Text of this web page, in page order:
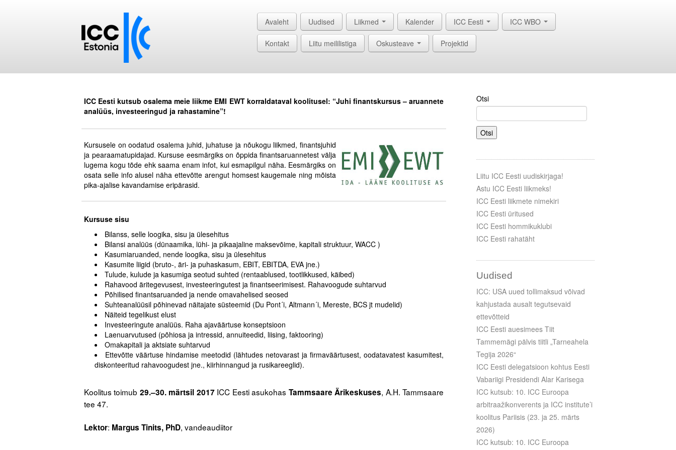
Avaleht Uudised Liikmed Kalender ICC Eesti ICC WBO
Kontakt Liitu meililistiga Oskusteave Projektid
ICC Eesti kutsub osalema meie liikme EMI EWT korraldataval koolitusel: “Juhi finantskursus – aruannete
analüüs, investeeringud ja rahastamine”!
Kursusele on oodatud osalema juhid, juhatuse ja nõukogu liikmed, finantsjuhid
ja pearaamatupidajad. Kursuse eesmärgiks on õppida finantsaruannetest välja
lugema kogu tõde ehk saama enam infot, kui esmapilgul näha. Eesmärgiks on
osata selle info alusel näha ettevõtte arengut homsest kaugemale ning mõista
pika-ajalise kavandamise eripärasid.
Kursuse sisu
Bilanss, selle loogika, sisu ja ülesehitus
Bilansi analüüs (dünaamika, lühi- ja pikaajaline maksevõime, kapitali struktuur, WACC )
Kasumiaruanded, nende loogika, sisu ja ülesehitus
Kasumite liigid (bruto-, äri- ja puhaskasum, EBIT, EBITDA, EVA jne.)
Tulude, kulude ja kasumiga seotud suhted (rentaablused, tootlikkused, käibed)
Rahavood äritegevusest, investeeringutest ja finantseerimisest. Rahavoogude suhtarvud
Põhilised finantsaruanded ja nende omavahelised seosed
Suhteanalüüsil põhinevad näitajate süsteemid (Du Pont´i, Altmann´i, Mereste, BCS jt mudelid)
Näiteid tegelikust elust
Investeeringute analüüs. Raha ajaväärtuse konseptsioon
Laenuarvutused (põhiosa ja intressid, annuiteedid, liising, faktooring)
Omakapitali ja aktsiate suhtarvud
Ettevõtte väärtuse hindamise meetodid (lähtudes netovarast ja firmaväärtusest, oodatavatest kasumitest,
diskonteeritud rahavoogudest jne., kiirhinnangud ja rusikareeglid).
Koolitus toimub 29.–30. märtsil 2017ICC Eesti asukohas Tammsaare Ärikeskuses, A.H. Tammsaare
tee 47.
Lektor: Margus Tinits, PhD, vandeaudiitor
Otsi
Otsi
Liitu ICC Eesti uudiskirjaga!
Astu ICC Eesti liikmeks!
ICC Eesti liikmete nimekiri
ICC Eesti üritused
ICC Eesti hommikuklubi
ICC Eesti rahatäht
Uudised
ICC: USA uued tollimaksud võivad
kahjustada ausalt tegutsevaid
ettevõtteid
ICC Eesti auesimees Tiit
Tammemägi pälvis tiitli „Tarneahela
Tegija 2026“
ICC Eesti delegatsioon kohtus Eesti
Vabariigi Presidendi Alar Karisega
ICC kutsub: 10. ICC Euroopa
arbitraažikonverents ja ICC institute’i
koolitus Pariisis (23. ja 25. märts
2026)
ICC kutsub: 10. ICC Euroopa